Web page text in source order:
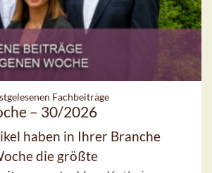
Fachbeiträge
– 30/2026
haben in Ihrer Branche
die größte